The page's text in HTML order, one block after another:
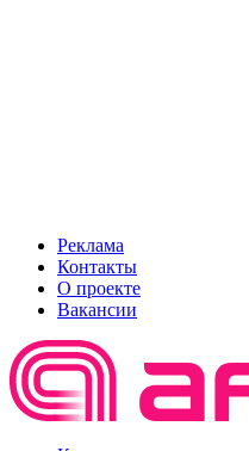
Реклама
Контакты
О проекте
Вакансии